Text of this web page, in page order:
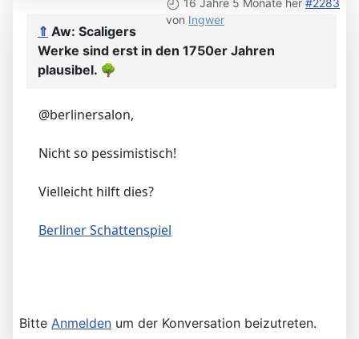
16 Jahre 5 Monate her #2283
von Ingwer
⇑ Aw: Scaligers
Werke sind erst in den 1750er Jahren
plausibel. 🌳
@berlinersalon,
Nicht so pessimistisch!
Vielleicht hilft dies?
Berliner Schattenspiel
Bitte Anmelden um der Konversation beizutreten.